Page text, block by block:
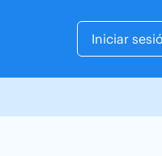
Iniciar